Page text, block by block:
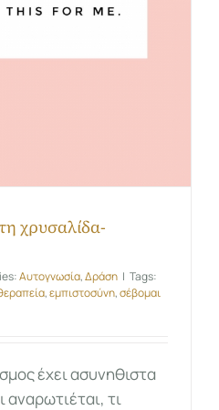
χρυσαλίδα-
Αυτογνωσία,Δράση | Tags:
,εμπιστοσύνη,σέβομαι
έχει ασυνηθιστα
αναρωτιέται, τι